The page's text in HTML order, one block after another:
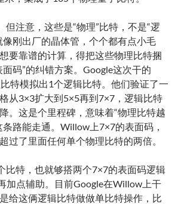
但注意，这些是“物理”比特，不是“逻
像刚出厂的晶体管，个个都有点小毛
要靠谱的计算，得把这些物理比特捆
码”的纠错方案。Google这次干的
特模拟出1个逻辑比特。他们验证了一
从3×3扩大到5×5再到7×7，逻辑比特
。这是个里程碑，意味着“物理比特越
路能走通。Willow上7×7的表面码，
过了里面任何单个物理比特的两倍。
比特，也就够搭两个7×7的表面码逻辑
加点辅助。目前Google在Willow上干
给这俩逻辑比特做做单比特操作，比